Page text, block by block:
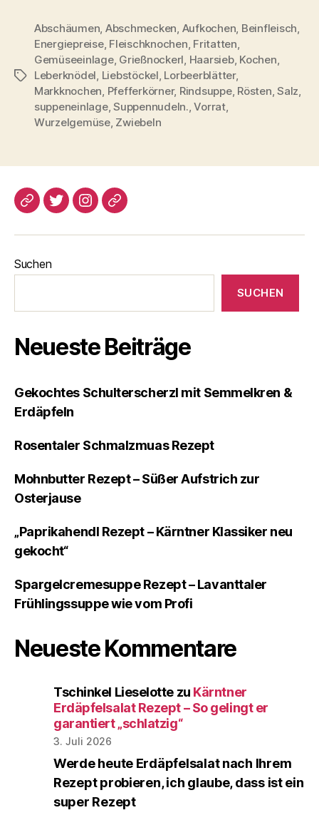
Schlagwörter
Abschäumen, Abschmecken, Aufkochen, Beinfleisch,
Energiepreise, Fleischknochen, Fritatten,
Gemüseeinlage, Grießnockerl, Haarsieb, Kochen,
Leberknödel, Liebstöckel, Lorbeerblätter,
Markknochen, Pfefferkörner, Rindsuppe, Rösten,Salz,
suppeneinlage,Suppennudeln.,Vorrat,
Wurzelgemüse, Zwiebeln
blogspotTwitterInstagramPinterest
Suchen
SUCHEN
Neueste Beiträge
Gekochtes Schulterscherzl mit Semmelkren &
Erdäpfeln
Rosentaler Schmalzmuas Rezept
Mohnbutter Rezept – Süßer Aufstrich zur
Osterjause
„Paprikahendl Rezept – Kärntner Klassiker neu
gekocht“
Spargelcremesuppe Rezept – Lavanttaler
Frühlingssuppe wie vom Profi
Neueste Kommentare
Tschinkel Lieselotte zu Kärntner
Erdäpfelsalat Rezept – So gelingt er
garantiert „schlatzig“
3. Juli 2026
Werde heute Erdäpfelsalat nach Ihrem
Rezept probieren, ich glaube, dass ist ein
super Rezept